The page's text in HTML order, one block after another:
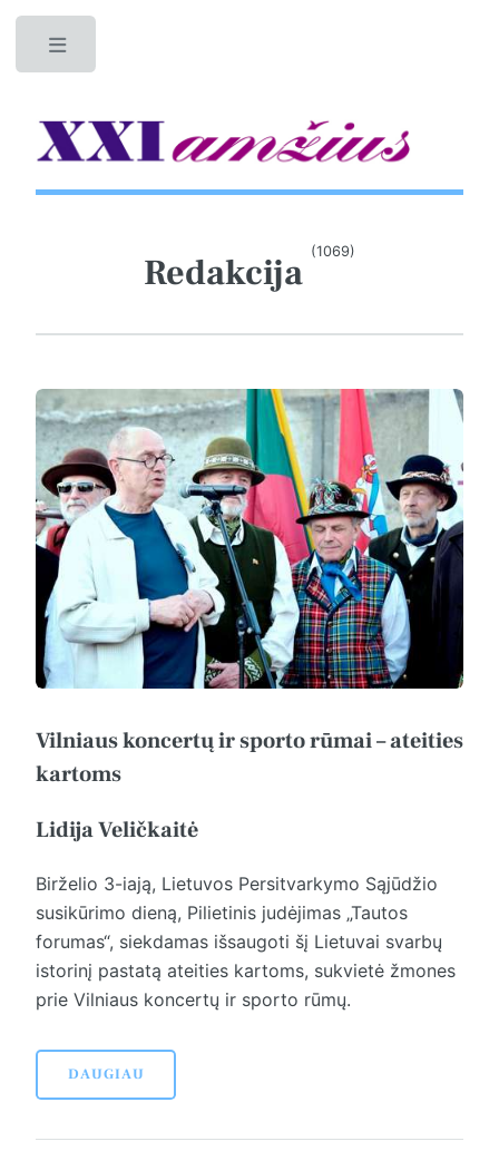
Redakcija (1069)
Vilniaus koncertų ir sporto rūmai – ateities
kartoms
Lidija Veličkaitė
Birželio 3-iają, Lietuvos Persitvarkymo Sąjūdžio
susikūrimo dieną, Pilietinis judėjimas „Tautos
forumas“, siekdamas išsaugoti šį Lietuvai svarbų
istorinį pastatą ateities kartoms, sukvietė žmones
prie Vilniaus koncertų ir sporto rūmų.
DAUGIAU